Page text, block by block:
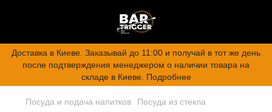
Доставка в Киеве. Заказывай до 11:00 и получай в тот же день
после подтверждения менеджером о наличии товара на
складе в Киеве. Подробнее
Посуда и подача напитков Посуда из стекла